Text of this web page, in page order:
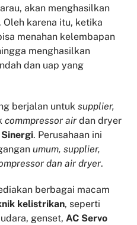
akan menghasilkan
karena itu, ketika
menahan kelembapan
menghasilkan
dan uap yang
berjalan untuksupplier,
commpressor air dan dryer
Sinergi. Perusahaan ini
umum, supplier,
dan air dryer.
berbagai macam
kelistrikan, seperti
genset,AC Servo